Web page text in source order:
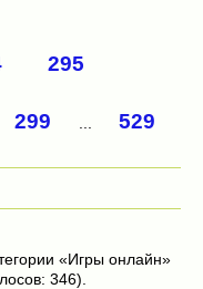
295
299 529
«Игры онлайн»
346).